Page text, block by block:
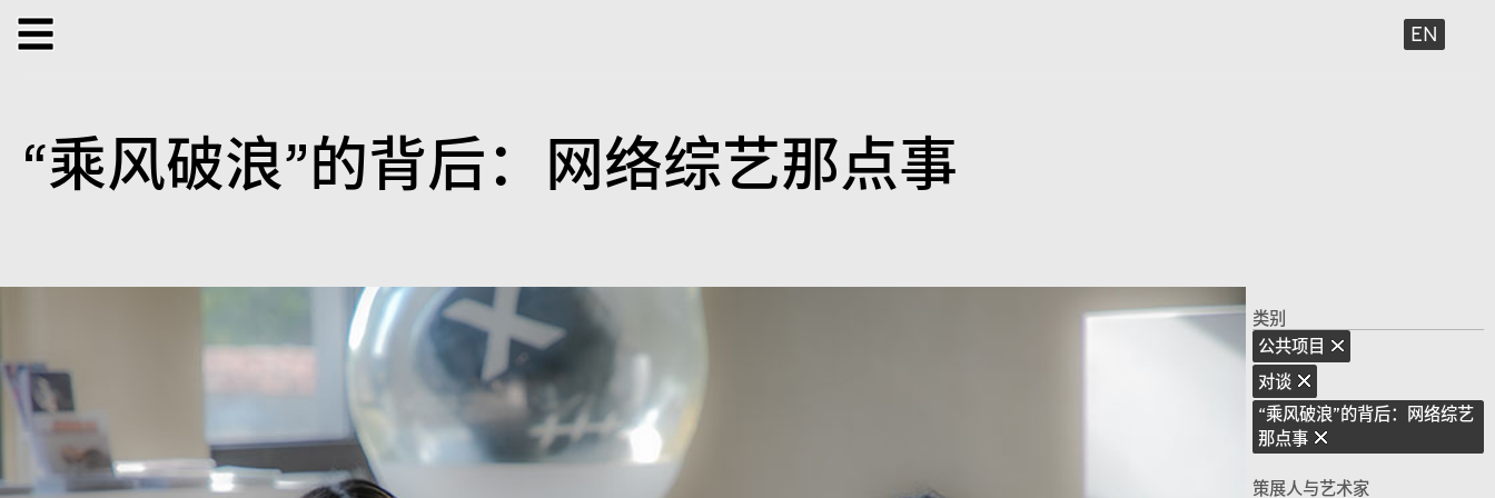
EN
公共项目
表演 工作坊 对谈 参与式项目 音乐 放映
出版项目
“乘风破浪”的背后：网络综艺那点事
类别
公共项目
对谈
“乘风破浪”的背后：网络综艺
那点事
策展人与艺术家